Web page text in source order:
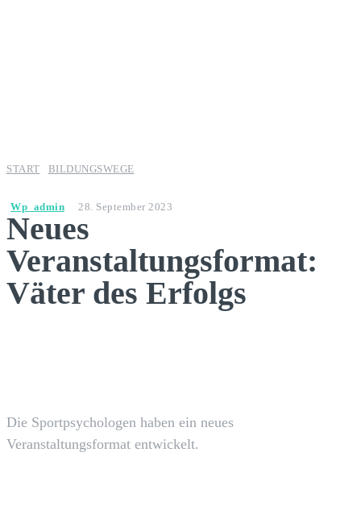
START BILDUNGSWEGE
Wp_admin 28. September 2023
Neues
Veranstaltungsformat:
Väter des Erfolgs
Die Sportpsychologen haben ein neues
Veranstaltungsformat entwickelt.